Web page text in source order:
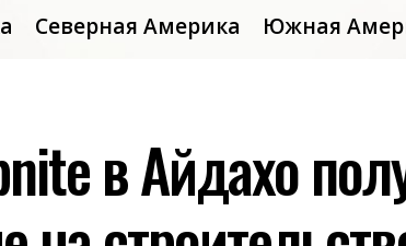
Северная Америка Южная
в Айдахо